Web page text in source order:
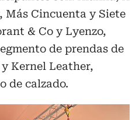
Más Cincuenta y Siete
& Co y Lyenzo,
de prendas de
Kernel Leather,
de calzado.